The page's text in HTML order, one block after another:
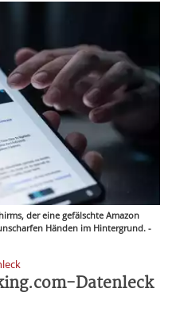
der eine gefälschte Amazon
Händen im Hintergrund. -
Datenleck